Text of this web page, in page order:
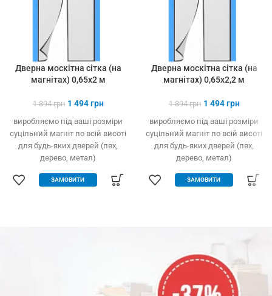
Дверна москітна сітка (на
магнітах) 0,65х2 м
1 894грн 1 494грн
виробляємо під ваші розміри
суцільний магніт по всій висоті
для будь-яких дверей (пвх,
дерево, метал)
інструменту
ЗАМОВИТИ
Дверна москітна сітка (на
магнітах) 0,65х2,2 м
1 894грн 1 494грн
виробляємо під ваші розміри
суцільний магніт по всій висоті
для будь-яких дверей (пвх,
дерево, метал)
інструменту
міцний та якісний матеріал
ЗАМОВИТИ